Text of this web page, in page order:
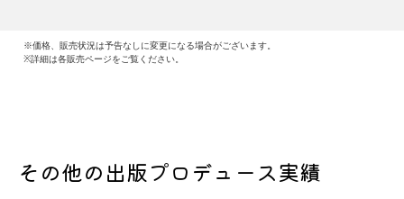
※価格、販売状況は予告なしに変更になる場合がございます。
※詳細は各販売ページをご覧ください。
その他の出版プロデュース実績